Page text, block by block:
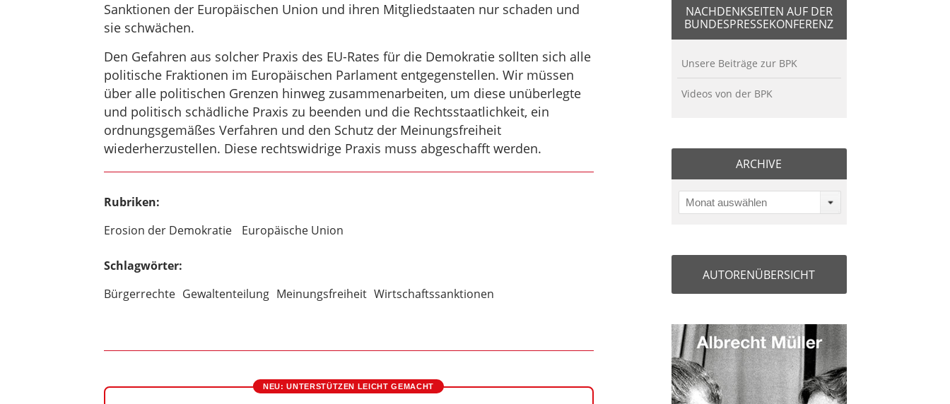
Sanktionen der Europäischen Union und ihren Mitgliedstaaten nur schaden und
sie schwächen.
Den Gefahren aus solcher Praxis des EU-Rates für die Demokratie sollten sich alle
politische Fraktionen im Europäischen Parlament entgegenstellen. Wir müssen
über alle politischen Grenzen hinweg zusammenarbeiten, um diese unüberlegte
und politisch schädliche Praxis zu beenden und die Rechtsstaatlichkeit, ein
ordnungsgemäßes Verfahren und den Schutz der Meinungsfreiheit
wiederherzustellen. Diese rechtswidrige Praxis muss abgeschafft werden.
Rubriken:
Erosion der Demokratie
Europäische Union
Schlagwörter:
Bürgerrechte Gewaltenteilung Meinungsfreiheit Wirtschaftssanktionen
NEU: UNTERSTÜTZEN LEICHT GEMACHT
NACHDENKSEITEN AUF DER
BUNDESPRESSEKONFERENZ
Unsere Beiträge zur BPK
Videos von der BPK
ARCHIVE
Monat auswählen
AUTORENÜBERSICHT